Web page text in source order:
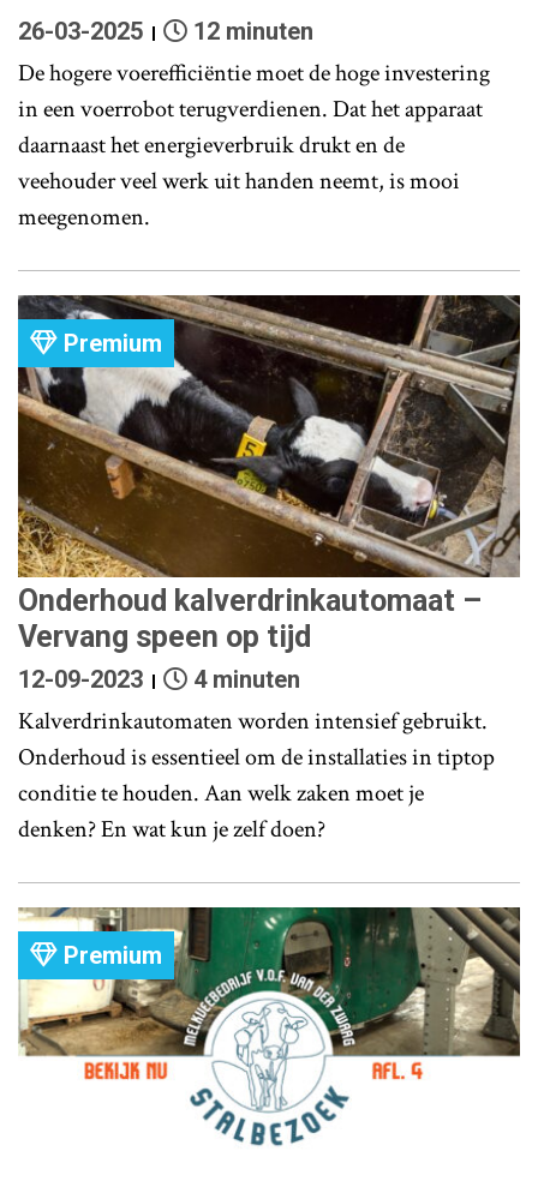
26-03-2025 12 minuten
De hogere voerefficiëntie moet de hoge investering
in een voerrobot terugverdienen. Dat het apparaat
daarnaast het energieverbruik drukt en de
veehouder veel werk uit handen neemt, is mooi
meegenomen.
Premium
Onderhoud kalverdrinkautomaat –
Vervang speen op tijd
12-09-2023 4 minuten
Kalverdrinkautomaten worden intensief gebruikt.
Onderhoud is essentieel om de installaties in tiptop
conditie te houden. Aan welk zaken moet je
denken? En wat kun je zelf doen?
Premium